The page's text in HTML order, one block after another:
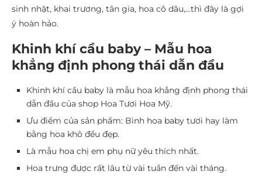
sinh nhật, khai trương, tân gia, hoa cô dâu,…thì đây là gợi
ý hoàn hảo.
Khinh khí cầu baby – Mẫu hoa
khẳng định phong thái dẫn đầu
Khinh khí cầu baby là mẫu hoa khẳng định phong thái
dẫn đầu của shop Hoa Tươi Hoa Mỹ.
Ưu điểm của sản phẩm: Bình hoa baby tươi hay làm
bằng hoa khô đều đẹp.
Là mẫu hoa chị em phụ nữ yêu thích nhất.
Hoa trưng được rất lâu từ vài tuần đến vài tháng.